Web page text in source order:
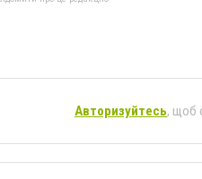
Авторизуйтесь, щоб